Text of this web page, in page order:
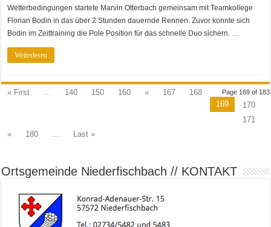
Wetterbedingungen startete Marvin Otterbach gemeinsam mit Teamkollege
Florian Bodin in das über 2 Stunden dauernde Rennen. Zuvor konnte sich
Bodin im Zeittraining die Pole Position für das schnelle Duo sichern. …
Weiterlesen
Page 169 of 183
« First 140 150 160 « 167
168
169
170
171
»
180 Last »
Ortsgemeinde Niederfischbach // KONTAKT